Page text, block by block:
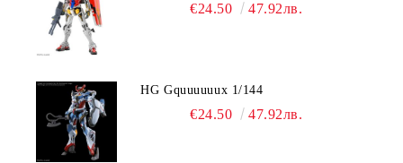
€24.50 47.92лв.
HG Gquuuuuux 1/144
€24.50 47.92лв.